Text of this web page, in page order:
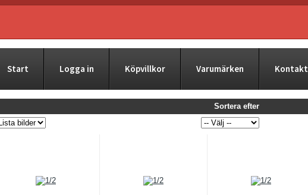
Start Logga in Köpvillkor Varumärken Kontakt
Sortera efter